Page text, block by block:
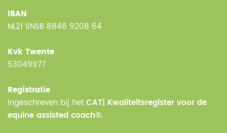
IBAN
NL21 SNSB 8846 9208 64
Kvk Twente
53049977
Registratie
Ingeschreven bij het CAT| Kwaliteitsregister voor de
equine assisted coach®.